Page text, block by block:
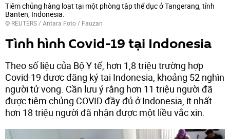
Tiêm chủng hàng loạt tại một phòng tập thể dục ở Tangerang, tỉnh
Banten, Indonesia.
© REUTERS/ Antara Foto / Fauzan
Tình hình Covid-19 tại Indonesia
Theo số liệu của Bộ Y tế, hơn 1,8 triệu trường hợp
Covid-19 được đăng ký tại Indonesia, khoảng 52 nghìn
người tử vong. Cần lưu ý rằng hơn 11 triệu người đã
được tiêm chủng COVID đầy đủ ở Indonesia, ít nhất
hơn 18 triệu người đã nhận được một liều vắc xin.